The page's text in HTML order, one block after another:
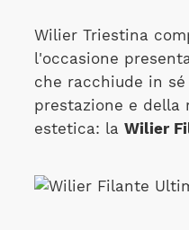
Wilier Triestina
l'occasione
che racchiude in
prestazione e della
estetica: la Wilier